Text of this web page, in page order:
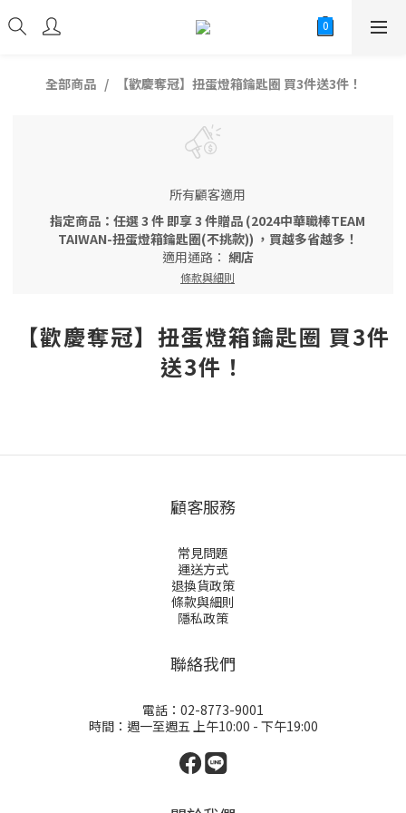
全部商品 【歡慶奪冠】扭蛋燈箱鑰匙圈 買3件送3件！
所有顧客適用
指定商品：任選 3 件 即享 3 件贈品 (2024中華職棒TEAM
TAIWAN-扭蛋燈箱鑰匙圈(不挑款)) ，買越多省越多！
適用通路： 網店
條款與細則
【歡慶奪冠】扭蛋燈箱鑰匙圈 買3件
送3件！
顧客服務
常見問題
運送方式
退換貨政策
條款與細則
隱私政策
聯絡我們
電話：02-8773-9001
時間：週一至週五 上午10:00 - 下午19:00